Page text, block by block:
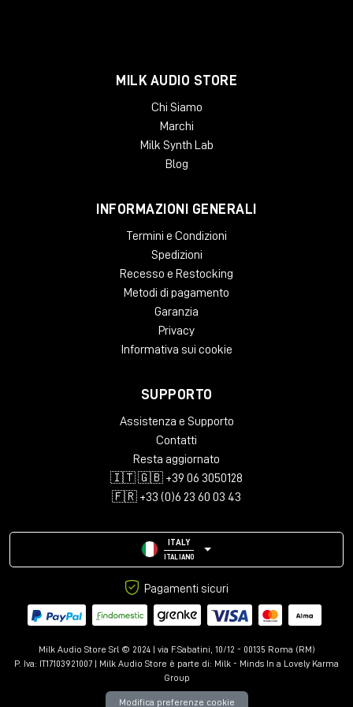
Funzioni extra: CREAM per colorazione analogica
MILK AUDIO STORE
Chi Siamo
Marchi
Milk Synth Lab
Blog
INFORMAZIONI GENERALI
Termini e Condizioni
Spedizioni
Recesso e Restocking
Metodi di pagamento
Garanzia
Privacy
Informativa sui cookie
SUPPORTO
Assistenza e Supporto
Contatti
Resta aggiornato
🇮🇹 🇬🇧 +39 06 3050128
🇫🇷 +33 (0)6 23 60 03 43
ITALY
ITALIANO
Pagamenti sicuri
Milk Audio Store Srl © 2024 | via F.Sabatini, 10/12 - 00135 Roma (RM)
P. Iva: IT17103921007 | Milk Audio Store è parte di: Milk - Minds In a Lovely Karma
Group
Modifica preferenze cookie